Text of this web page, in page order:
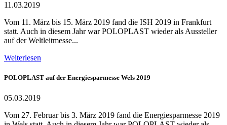
11.03.2019
Vom 11. März bis 15. März 2019 fand die ISH 2019 in Frankfurt
statt. Auch in diesem Jahr war POLOPLAST wieder als Aussteller
auf der Weltleitmesse...
Weiterlesen
POLOPLAST auf der Energiesparmesse Wels 2019
05.03.2019
Vom 27. Februar bis 3. März 2019 fand die Energiesparmesse 2019